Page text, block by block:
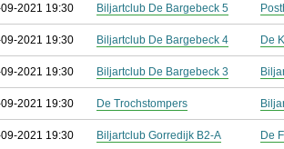
2021 19:30 Biljartclub De Bargebeck 5
2021 19:30 Biljartclub De Bargebeck 4 De
2021 19:30 Biljartclub De Bargebeck 3
2021 19:30 De Trochstompers
2021 19:30 Biljartclub Gorredijk B2-A De